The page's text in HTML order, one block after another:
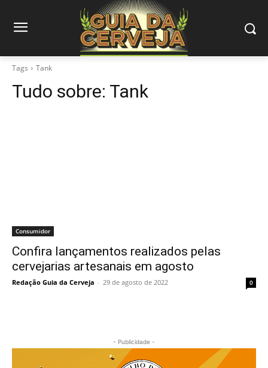
Tags Tank
Tudo sobre: Tank
Consumidor
Confira lançamentos realizados pelas
cervejarias artesanais em agosto
Redação Guia da Cerveja - 29 de agosto de 2022 0
- Publicidade -